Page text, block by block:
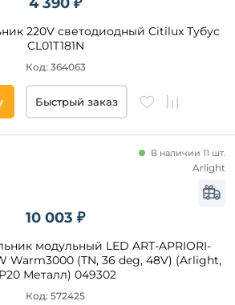
220V светодиодный Citilux Тубус
CL01T181N
Код: 364063
Быстрый заказ
10 003 ₽
модульный LED ART-APRIORI-
Warm3000 (TN, 36 deg, 48V) (Arlight,
Металл) 049302
В наличии 11 шт.
Код: 572425
Arlight